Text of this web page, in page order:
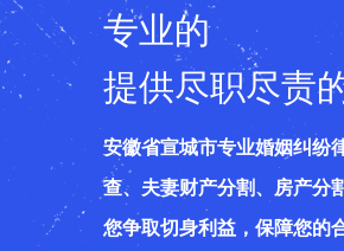
专业的
提供尽职尽责
安徽省宣城市专业婚姻纠纷
查、夫妻财产分割、房产分
您争取切身利益，保障您的